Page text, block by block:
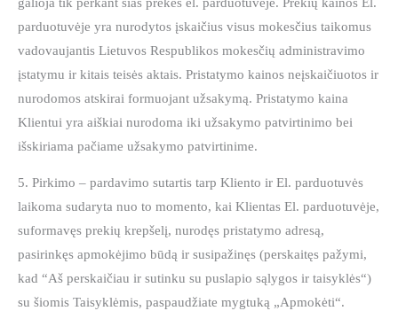
parduotuvėje yra nurodytos įskaičius visus mokesčius taikomus
vadovaujantis Lietuvos Respublikos mokesčių administravimo
įstatymu ir kitais teisės aktais. Pristatymo kainos neįskaičiuotos ir
nurodomos atskirai formuojant užsakymą. Pristatymo kaina
Klientui yra aiškiai nurodoma iki užsakymo patvirtinimo bei
išskiriama pačiame užsakymo patvirtinime.
5. Pirkimo – pardavimo sutartis tarp Kliento ir El. parduotuvės
laikoma sudaryta nuo to momento, kai Klientas El. parduotuvėje,
suformavęs prekių krepšelį, nurodęs pristatymo adresą,
pasirinkęs apmokėjimo būdą ir susipažinęs (perskaitęs pažymi,
kad “Aš perskaičiau ir sutinku su puslapio sąlygos ir taisyklės“)
su šiomis Taisyklėmis, paspaudžiate mygtuką „Apmokėti“.